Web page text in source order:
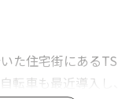
住宅街にある
車も最近導入